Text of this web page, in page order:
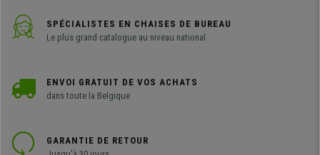
SPÉCIALISTES EN CHAISES DE BUREAU
Le plus grand catalogue au niveau national
ENVOI GRATUIT DE VOS ACHATS
dans toute la Belgique
GARANTIE DE RETOUR